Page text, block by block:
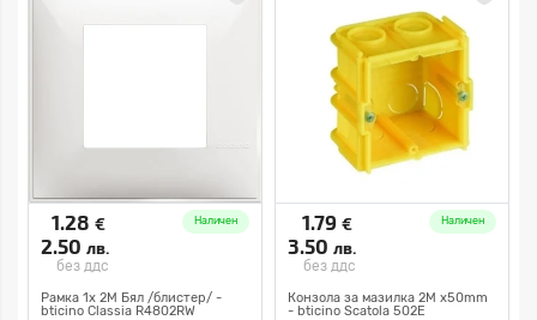
1.28 €
2.50 лв.
без ддс
Наличен
Рамка 1х 2M Бял /блистер/ -
bticino Classia R4802RW
1.79 €
3.50 лв.
без ддс
Наличен
Конзола за мазилка 2M x50mm
- bticino Scatola 502E